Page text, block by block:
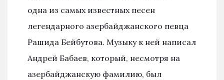
одна из самых известных песен
легендарного азербайджанского певца
Рашида Бейбутова. Музыку к ней написал
Андрей Бабаев, который, несмотря на
азербайджанскую фамилию, был